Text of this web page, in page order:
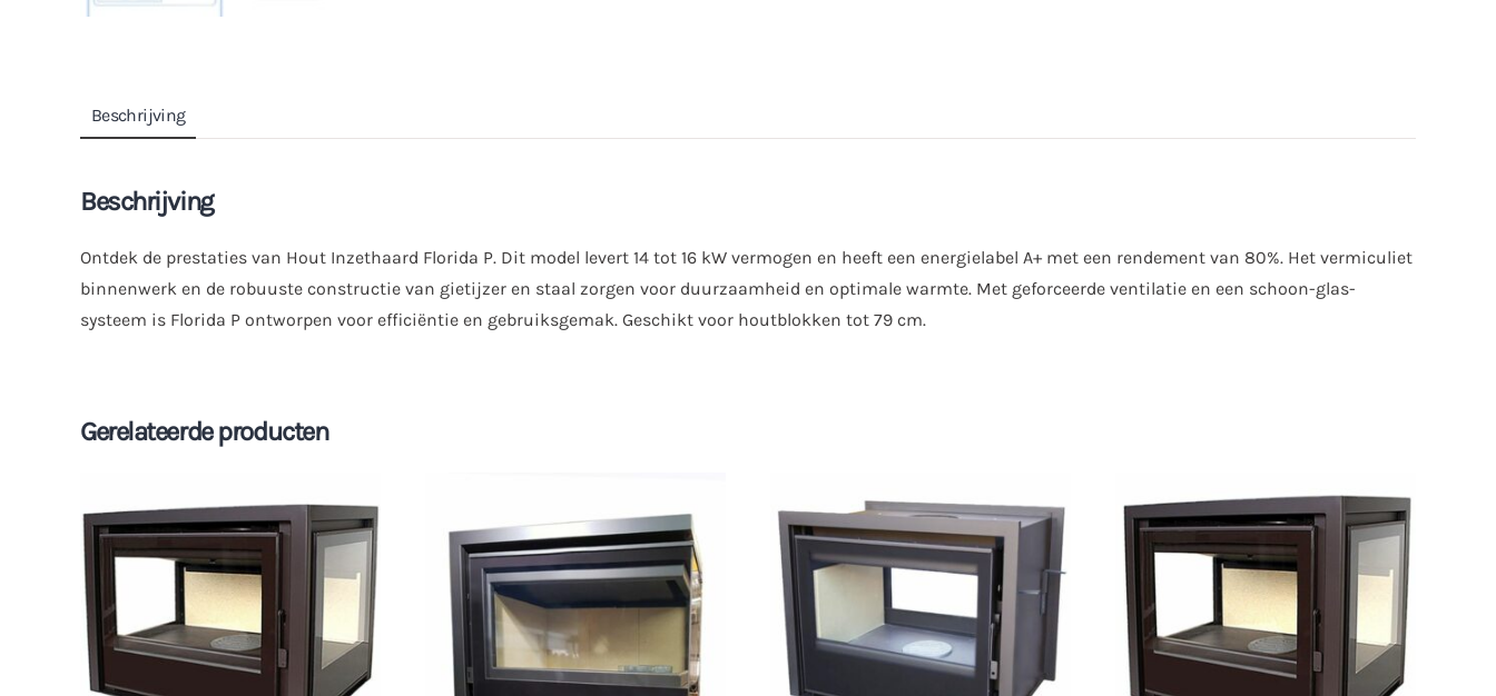
Beschrijving
Beschrijving
Ontdek de prestaties van Hout Inzethaard Florida P. Dit model levert 14 tot 16 kW vermogen en heeft een energielabel A+ met een rendement van 80%. Het vermiculiet
binnenwerk en de robuuste constructie van gietijzer en staal zorgen voor duurzaamheid en optimale warmte. Met geforceerde ventilatie en een schoon-glas-
systeem is Florida P ontworpen voor efficiëntie en gebruiksgemak. Geschikt voor houtblokken tot 79 cm.
Gerelateerde producten